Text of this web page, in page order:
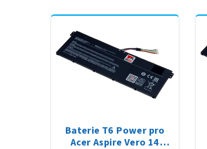
Baterie T6 Power pro
Acer Aspire Vero 14